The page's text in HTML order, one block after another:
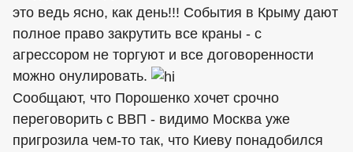
это ведь ясно, как день!!! События в Крыму дают
полное право закрутить все краны - с
агрессором не торгуют и все договоренности
можно онулировать.
Сообщают, что Порошенко хочет срочно
переговорить с ВВП - видимо Москва уже
пригрозила чем-то так, что Киеву понадобился